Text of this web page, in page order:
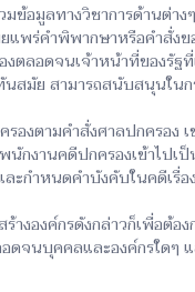
ข้อมูลทางวิชาการด้านต่า
แพร่คำพิพากษาหรือคำสั่ง
งตลอดจนเจ้าหน้าที่ของ
มัย สามารถสนับสนุนใน
รองตามคำสั่งศาลปกครอง
กงานคดีปกครองเข้าไป
กำหนดคำบังคับในคดีเรื่
งองค์กรดังกล่าวก็เพื่อต้อ
ดจนบุคคลและองค์กรใด